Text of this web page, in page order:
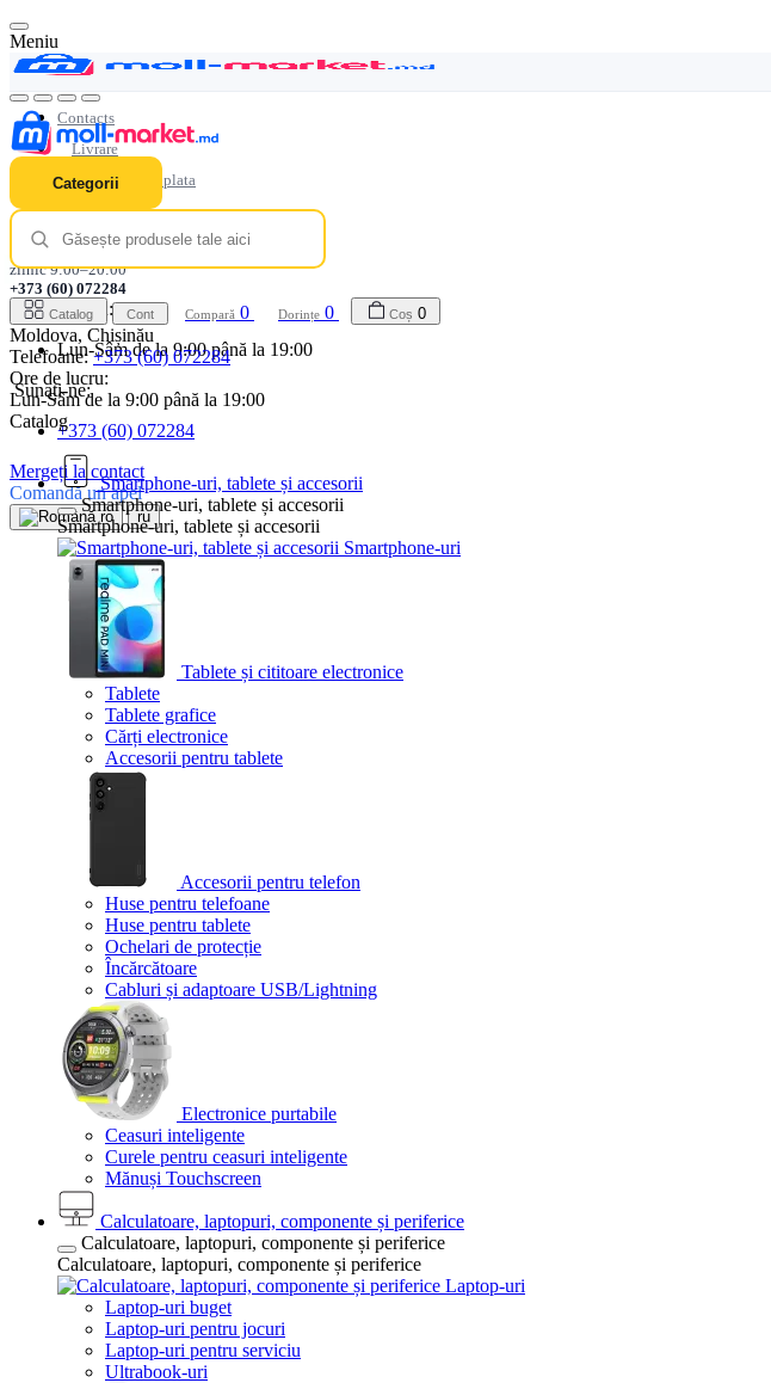
Meniu
Contacts
Livrare
Modalitati de plata
Garanţie
Loialitate
zilnic 9:00–20:00
+373 (60) 072284
Ore de lucru:
Lun-Sâm de la 9:00 până la 19:00
Sunați-ne:
+373 (60) 072284
Mergeți la contact
Comandă un apel
ro ru
Categorii
Catalog Cont Compară 0 Dorințe 0 Coș 0
Moldova, Chișinău
Telefoane: +373 (60) 072284
Ore de lucru:
Lun-Sâm de la 9:00 până la 19:00
Catalog
Smartphone-uri, tablete și accesorii
Smartphone-uri, tablete și accesorii
Smartphone-uri, tablete și accesorii
Smartphone-uri
Tablete și cititoare electronice
Tablete
Tablete grafice
Cărți electronice
Accesorii pentru tablete
Accesorii pentru telefon
Huse pentru telefoane
Huse pentru tablete
Ochelari de protecție
Încărcătoare
Cabluri și adaptoare USB/Lightning
Electronice purtabile
Ceasuri inteligente
Curele pentru ceasuri inteligente
Mănuși Touchscreen
Calculatoare, laptopuri, componente și periferice
Calculatoare, laptopuri, componente și periferice
Calculatoare, laptopuri, componente și periferice
Laptop-uri
Laptop-uri buget
Laptop-uri pentru jocuri
Laptop-uri pentru serviciu
Ultrabook-uri